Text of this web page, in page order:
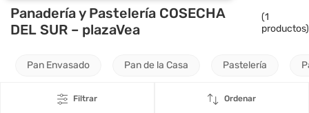
Panadería y Pastelería COSECHA
DEL SUR – plazaVea
(1
productos)
Pan Envasado Pan de la Casa Pastelería
Filtrar Ordenar